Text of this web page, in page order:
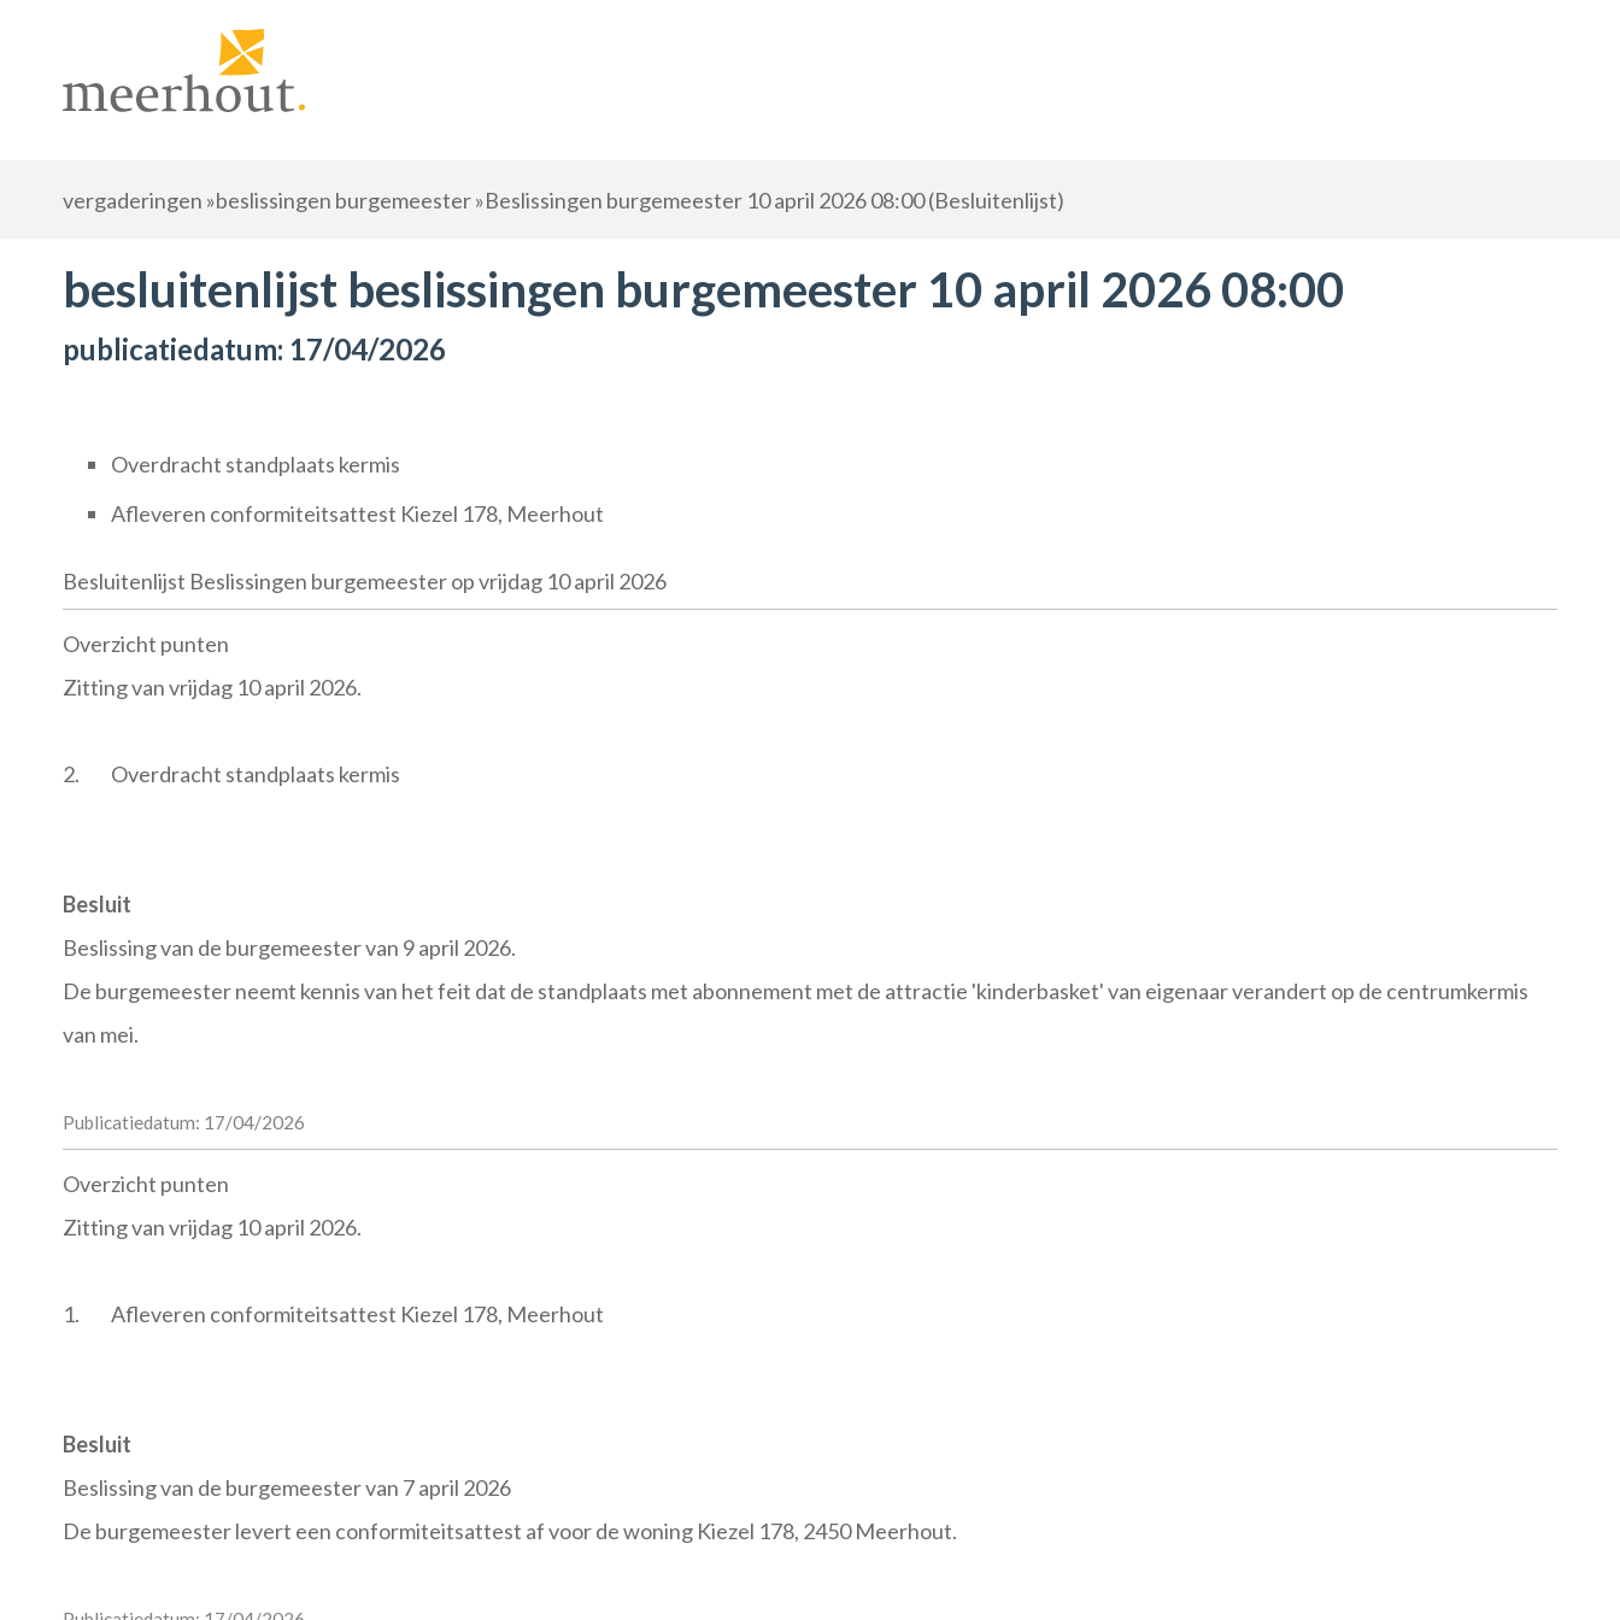
vergaderingen »beslissingen burgemeester»Beslissingen burgemeester 10 april 2026 08:00 (Besluitenlijst)
besluitenlijst beslissingen burgemeester 10 april 2026 08:00
publicatiedatum: 17/04/2026
Overdracht standplaats kermis
Afleveren conformiteitsattest Kiezel 178, Meerhout
Besluitenlijst Beslissingen burgemeester op vrijdag 10 april 2026
Overzicht punten
Zitting van vrijdag 10 april 2026.
2. Overdracht standplaats kermis
Besluit
Beslissing van de burgemeester van 9 april 2026.
De burgemeester neemt kennis van het feit dat de standplaats met abonnement met de attractie 'kinderbasket' van eigenaar verandert op de centrumkermis
van mei.
Publicatiedatum: 17/04/2026
Overzicht punten
Zitting van vrijdag 10 april 2026.
1. Afleveren conformiteitsattest Kiezel 178, Meerhout
Besluit
Beslissing van de burgemeester van 7 april 2026
De burgemeester levert een conformiteitsattest af voor de woning Kiezel 178, 2450 Meerhout.